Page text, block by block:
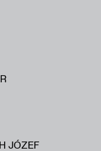
JÓZEF